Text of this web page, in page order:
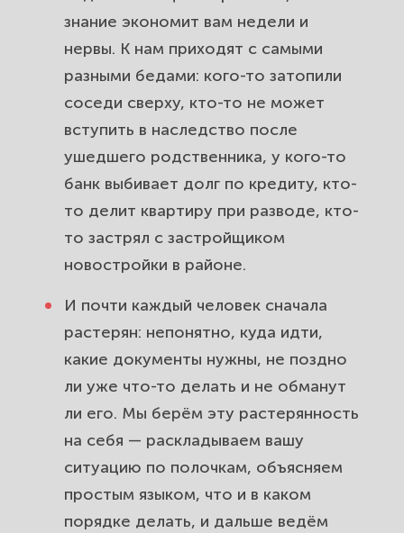
управа, ГИБДД, штрафы.
Полное юридическое
сопровождение жителей района
Бутырский: один юрист на все
вопросы.
знание экономит вам недели и
нервы. К нам приходят с самыми
разными бедами: кого-то затопили
соседи сверху, кто-то не может
вступить в наследство после
ушедшего родственника, у кого-то
банк выбивает долг по кредиту, кто-
то делит квартиру при разводе, кто-
то застрял с застройщиком
новостройки в районе.
И почти каждый человек сначала
растерян: непонятно, куда идти,
какие документы нужны, не поздно
ли уже что-то делать и не обманут
ли его. Мы берём эту растерянность
на себя — раскладываем вашу
ситуацию по полочкам, объясняем
простым языком, что и в каком
порядке делать, и дальше ведём